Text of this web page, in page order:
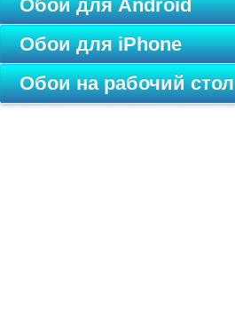
Обои для Android
Обои для iPhone
Обои на рабочий стол